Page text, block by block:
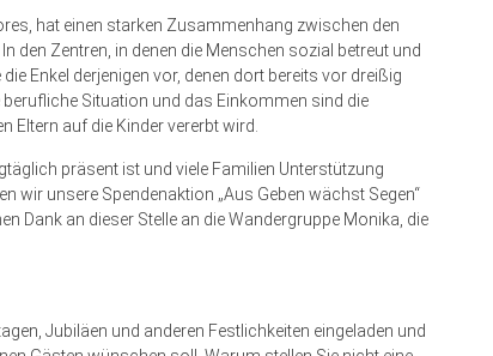
hat einen starken Zusammenhang zwischen den
den Zentren, in denen die Menschen sozial betreut und
Enkel derjenigen vor, denen dort bereits vor dreißig
Situation und das Einkommen sind die
auf die Kinder vererbt wird.
präsent ist und viele Familien Unterstützung
wir unsere Spendenaktion „Aus Geben wächst Segen“
Dank an dieser Stelle an die Wandergruppe Monika, die
Jubiläen und anderen Festlichkeiten eingeladen und